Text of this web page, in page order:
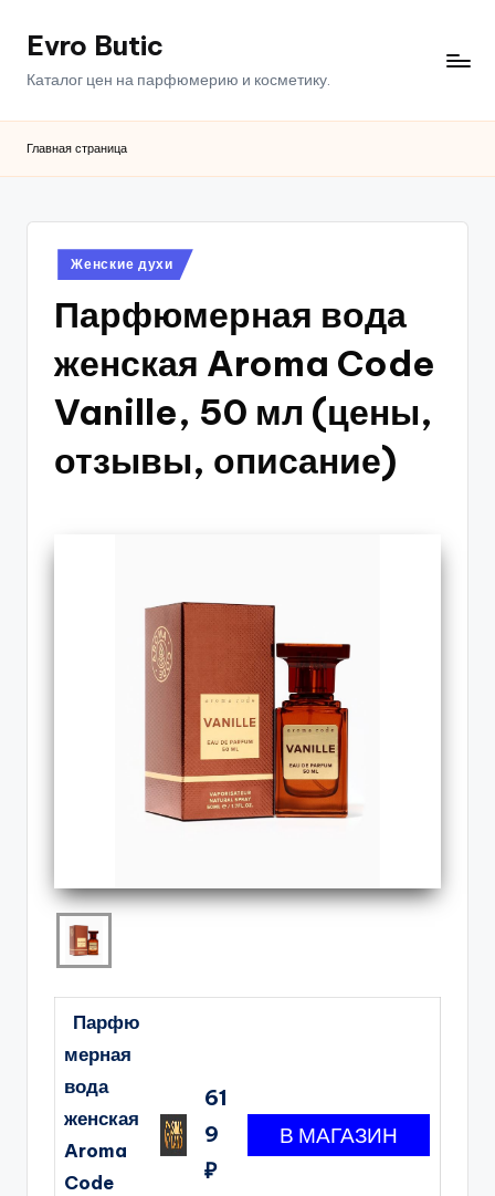
ПерейтиEvro Butic
Каталог цен на парфюмерию и косметику.
Главная страница
Опубликовано
в
Женские духи
Парфюмерная вода
женская Aroma Code
Vanille, 50 мл (цены,
отзывы, описание)
Парфю
мерная
вода
женская
Aroma
Code
61
9
₽